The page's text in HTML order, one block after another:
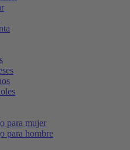
para mujer
para hombre